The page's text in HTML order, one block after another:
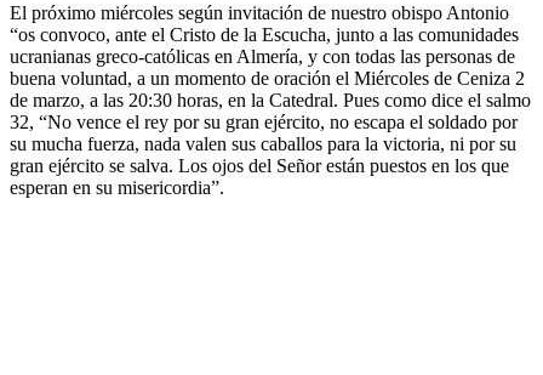
El próximo miércoles según invitación de nuestro obispo Antonio
“os convoco, ante el Cristo de la Escucha, junto a las comunidades
ucranianas greco-católicas en Almería, y con todas las personas de
buena voluntad, a un momento de oración el Miércoles de Ceniza 2
de marzo, a las 20:30 horas, en la Catedral. Pues como dice el salmo
32, “No vence el rey por su gran ejército, no escapa el soldado por
su mucha fuerza, nada valen sus caballos para la victoria, ni por su
gran ejército se salva. Los ojos del Señor están puestos en los que
esperan en su misericordia”.